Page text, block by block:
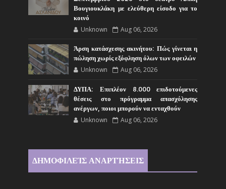
Βουγιουκλάκη με ελεύθερη είσοδο για το
κοινό
Unknown Aug 06, 2026
Άρση κατάσχεσης ακινήτου: Πώς γίνεται η
πώληση χωρίς εξόφληση όλων των οφειλών
Unknown Aug 06, 2026
ΔΥΠΑ: Επιπλέον 8.000 επιδοτούμενες
θέσεις στο πρόγραμμα απασχόλησης
ανέργων, ποιοι μπορούν να ενταχθούν
Unknown Aug 06, 2026
ΔΗΜΟΦΙΛΕΊΣ ΑΝΑΡΤΉΣΕΙΣ